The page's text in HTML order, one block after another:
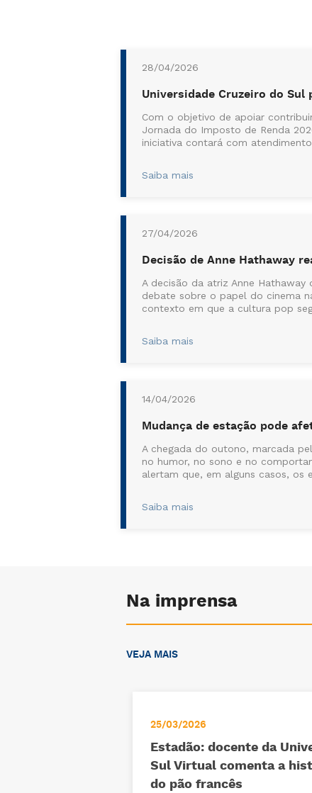
28/04/2026
Universidade Cruzeiro do
Com o objetivo de apoiar
Jornada do Imposto de Renda
iniciativa contará com
Saiba mais
27/04/2026
Decisão de Anne Hathaway
A decisão da atriz Anne
debate sobre o papel do cinema
contexto em que a cultura pop
Saiba mais
14/04/2026
Mudança de estação pode
A chegada do outono, marcada
no humor, no sono e no
alertam que, em alguns casos, os
Saiba mais
Na imprensa
VEJA MAIS
25/03/2026
Estadão: docente da
Sul Virtual comenta a
do pão francês